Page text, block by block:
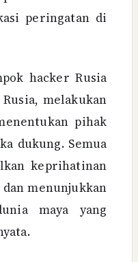
peringatan di
hacker Rusia
melakukan
pihak
dukung. Semua
keprihatinan
menunjukkan
maya yang